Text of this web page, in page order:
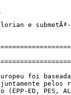
e
foi baseada
pelos
(EPP-ED, PES,